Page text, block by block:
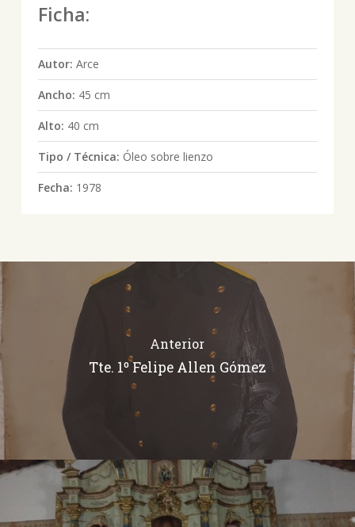
Ficha:
Autor: Arce
Ancho: 45 cm
Alto: 40 cm
Tipo / Técnica: Óleo sobre lienzo
Fecha: 1978
Anterior
Tte. 1º Felipe Allen Gómez